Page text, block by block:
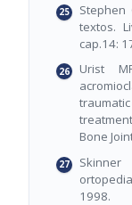
Stephen
textos.
cap.14:
Urist
Bone
1998.